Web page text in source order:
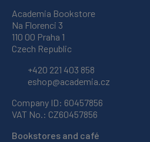
Academia Bookstore
Na Florenci 3
110 00 Praha 1
Czech Republic
+420 221 403 858
eshop@academia.cz
Company ID: 60457856
VAT No.: CZ60457856
Bookstores and café